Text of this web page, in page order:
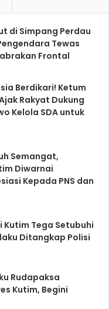
di Simpang Perdau
Tewas
Frontal
Berdikari! Ketum
Rakyat Dukung
Kelola SDA untuk
Semangat,
Diwarnai
Kepada PNS dan
Kutim Tega Setubuhi
Ditangkap Polisi
Rudapaksa
Kutim, Begini